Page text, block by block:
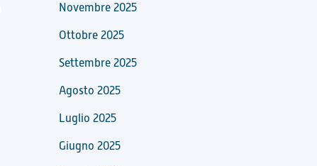
Novembre 2025
Ottobre 2025
Settembre 2025
Agosto 2025
Luglio 2025
Giugno 2025